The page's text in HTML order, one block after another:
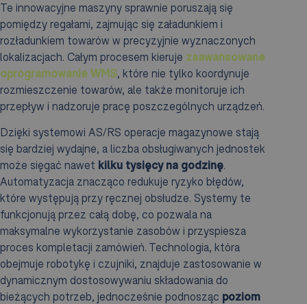
Te innowacyjne maszyny sprawnie poruszają się
pomiędzy regałami, zajmując się załadunkiem i
rozładunkiem towarów w precyzyjnie wyznaczonych
lokalizacjach. Całym procesem kieruje zaawansowane
oprogramowanie WMS, które nie tylko koordynuje
rozmieszczenie towarów, ale także monitoruje ich
przepływ i nadzoruje pracę poszczególnych urządzeń.
Dzięki systemowi AS/RS operacje magazynowe stają
się bardziej wydajne, a liczba obsługiwanych jednostek
może sięgać nawet kilku tysięcy na godzinę.
Automatyzacja znacząco redukuje ryzyko błędów,
które występują przy ręcznej obsłudze. Systemy te
funkcjonują przez całą dobę, co pozwala na
maksymalne wykorzystanie zasobów i przyspiesza
proces kompletacji zamówień. Technologia, która
obejmuje robotykę i czujniki, znajduje zastosowanie w
dynamicznym dostosowywaniu składowania do
bieżących potrzeb, jednocześnie podnosząc poziom